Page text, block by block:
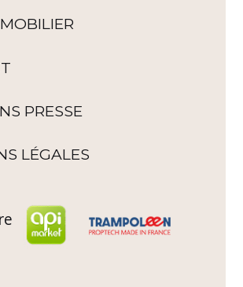
PRESSE
LÉGALES